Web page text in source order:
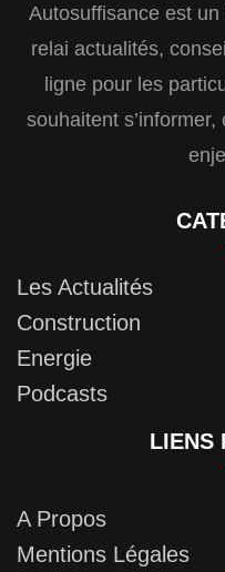
Autosuffisance est
relai actualités,
ligne pour les
souhaitent
Les Actualités
Construction
Energie
Podcasts
LIENS
A Propos
Mentions Légales